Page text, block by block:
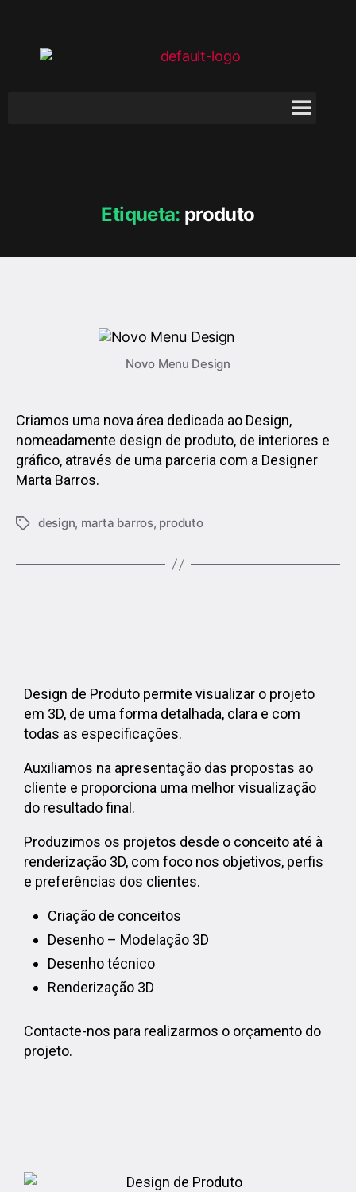
Etiqueta: produto
Novo Menu Design
Criamos uma nova área dedicada ao Design,
nomeadamente design de produto, de interiores e
gráfico, através de uma parceria com a Designer
Marta Barros.
design, marta barros, produto
Design de Produto permite visualizar o projeto
em 3D, de uma forma detalhada, clara e com
todas as especificações.
Auxiliamos na apresentação das propostas ao
cliente e proporciona uma melhor visualização
do resultado final.
Produzimos os projetos desde o conceito até à
renderização 3D, com foco nos objetivos, perfis
e preferências dos clientes.
Criação de conceitos
Desenho – Modelação 3D
Desenho técnico
Renderização 3D
Contacte-nos para realizarmos o orçamento do
projeto.